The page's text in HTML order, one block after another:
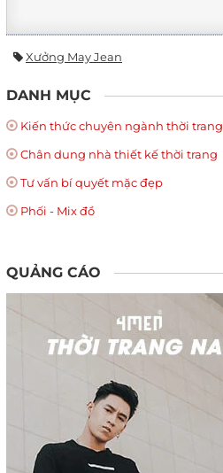
Xưởng May Jean
DANH MỤC
Kiến thức chuyên ngành thời trang
Chân dung nhà thiết kế thời trang
Tư vấn bí quyết mặc đẹp
Phối - Mix đồ
QUẢNG CÁO